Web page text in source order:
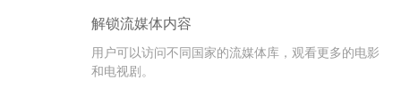
解锁流媒体内容
用户可以访问不同国家的流媒体库，观看更多的电影
和电视剧。